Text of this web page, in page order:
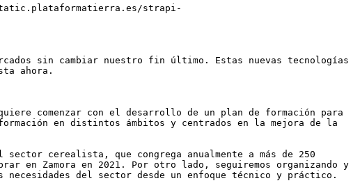
strapi-
sin cambiar nuestro fin último. Estas nuevas tecnologías
ahora.
comenzar con el desarrollo de un plan de formación para
en distintos ámbitos y centrados en la mejora de la
cerealista, que congrega anualmente a más de 250
en Zamora en 2021. Por otro lado, seguiremos organizando y
del sector desde un enfoque técnico y práctico.